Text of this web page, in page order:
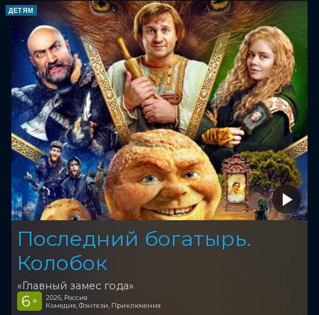
ДЕТЯМ
Последний богатырь.
Колобок
«Главный замес года»
6 +
2026, Россия
Комедия, Фэнтези, Приключения